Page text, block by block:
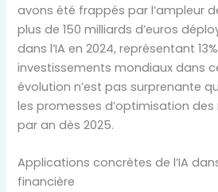
avons été frappés par l’ampleur
plus de 150 milliards d’euros
dans l’IA en 2024, représentant
investissements mondiaux dans
évolution n’est pas surprenante
les promesses d’optimisation des
par an dès 2025.
Applications concrètes de l’IA
financière